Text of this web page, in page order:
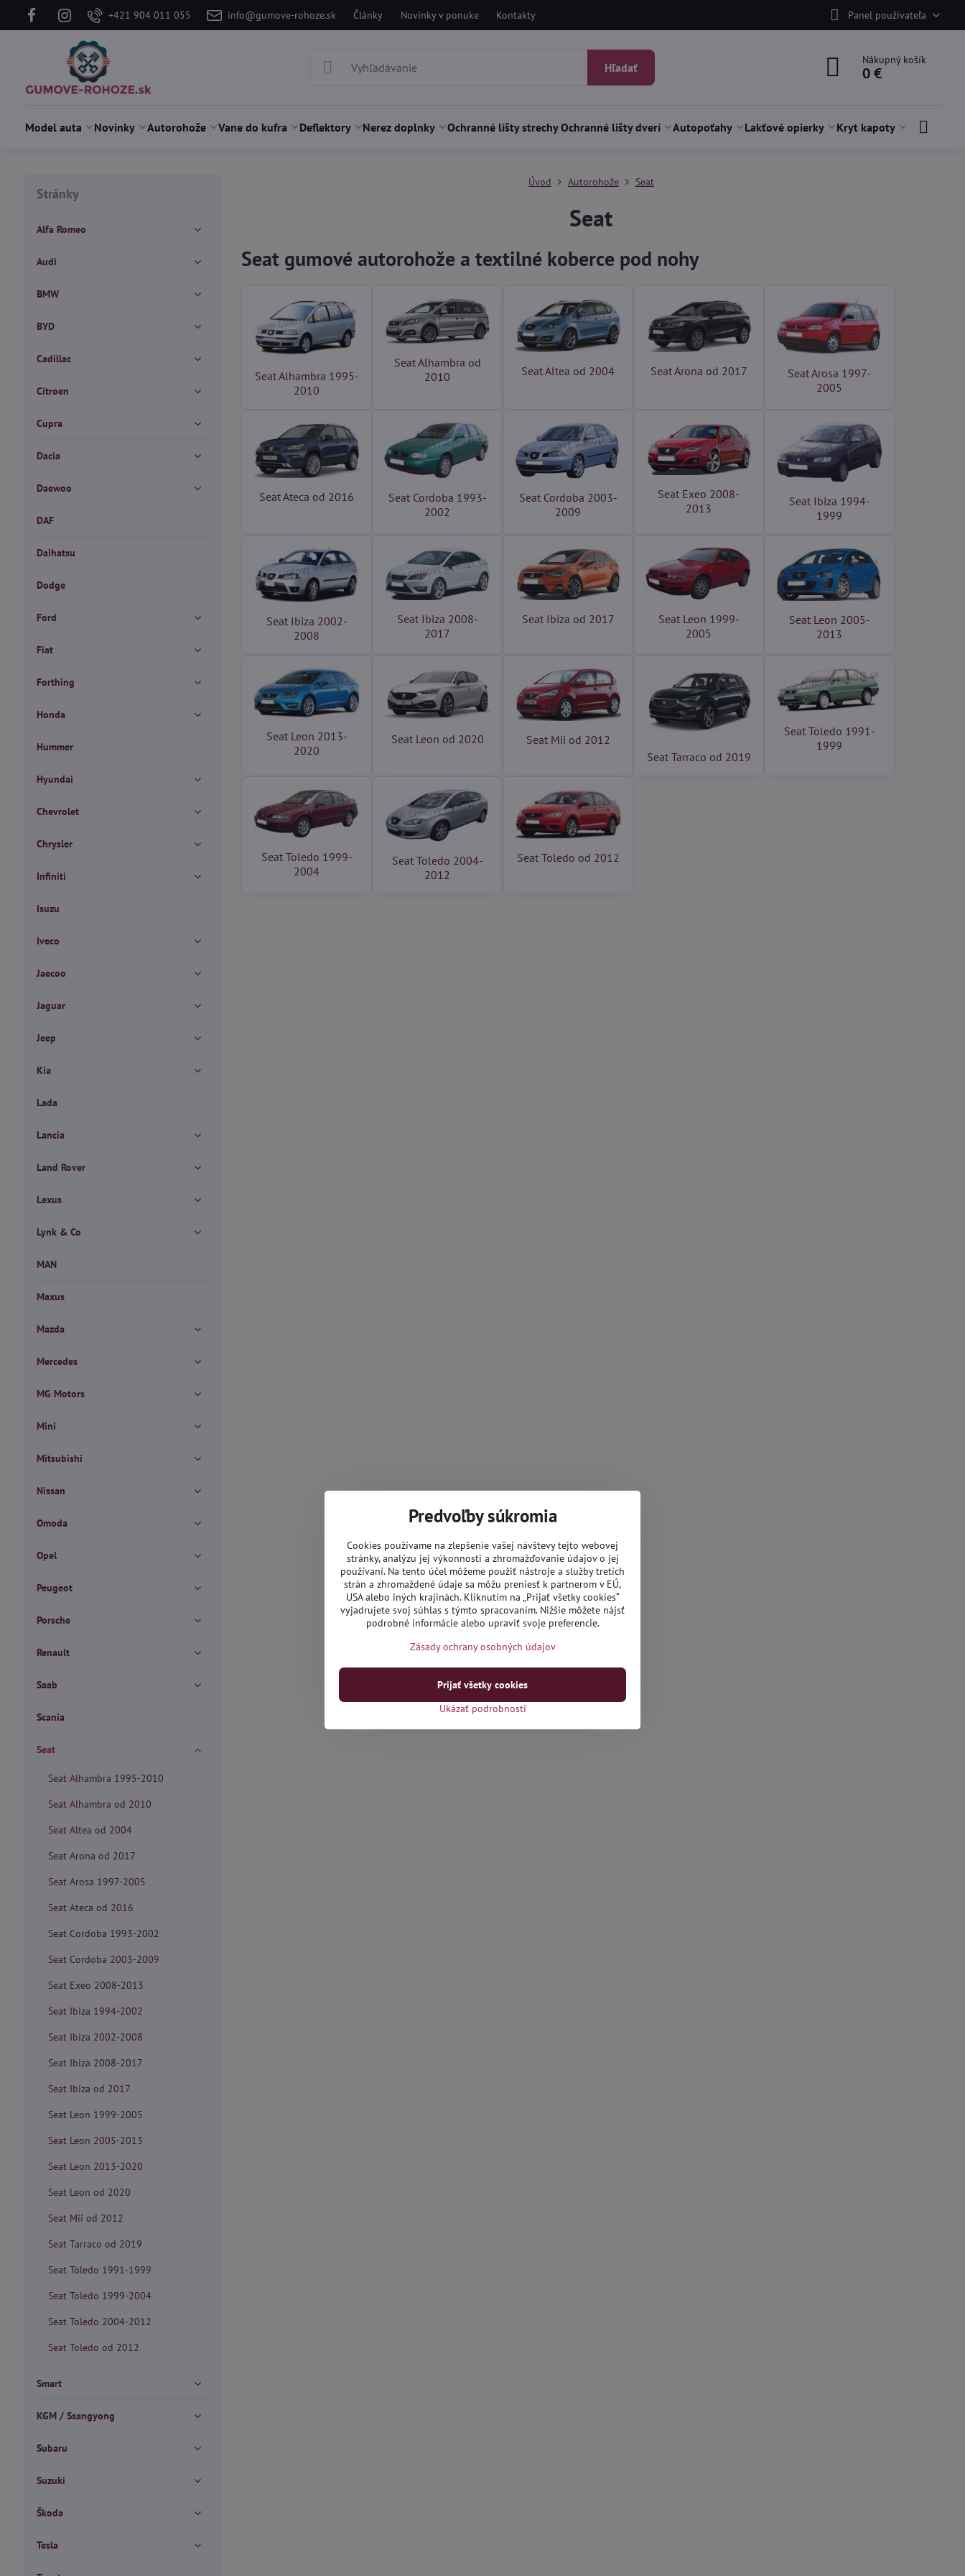
+421 904 011 055 info@gumove-rohoze.sk Články Novinky v ponuke Kontakty Panel používateľa
Hľadať
Nákupný košík
0 €
Model auta Novinky Autorohože Vane do kufra Deflektory Nerez doplnky Ochranné lišty strechyOchranné lišty dverí Autopoťahy Lakťové opierky Kryt kapoty
Úvod Autorohože Seat
Seat
Seat gumové autorohože a textilné koberce pod nohy
Seat Alhambra 1995-
2010
Seat Alhambra od
2010
Seat Altea od 2004 Seat Arona od 2017
Seat Arosa 1997-
2005
Seat Ateca od 2016
Seat Cordoba 1993-
2002
Seat Cordoba 2003-
2009
Seat Exeo 2008-
2013
Seat Ibiza 1994-
1999
Seat Ibiza 2002-
2008
Seat Ibiza 2008-
2017
Seat Ibiza od 2017
Seat Leon 1999-
2005
Seat Leon 2005-
2013
Seat Leon 2013-
2020
Seat Leon od 2020
Seat Mii od 2012
Seat Tarraco od 2019
Seat Toledo 1991-
1999
Seat Toledo 1999-
2004
Seat Toledo 2004-
2012
Seat Toledo od 2012
Stránky
Alfa Romeo
Audi
BMW
BYD
Cadillac
Citroen
Cupra
Dacia
Daewoo
DAF
Daihatsu
Dodge
Ford
Fiat
Forthing
Honda
Hummer
Hyundai
Chevrolet
Chrysler
Infiniti
Isuzu
Iveco
Jaecoo
Jaguar
Jeep
Kia
Lada
Lancia
Land Rover
Lexus
Lynk & Co
MAN
Maxus
Mazda
Mercedes
MG Motors
Mini
Mitsubishi
Nissan
Omoda
Opel
Peugeot
Porsche
Renault
Saab
Scania
Seat
Seat Alhambra 1995-2010
Seat Alhambra od 2010
Seat Altea od 2004
Seat Arona od 2017
Seat Arosa 1997-2005
Seat Ateca od 2016
Seat Cordoba 1993-2002
Seat Cordoba 2003-2009
Seat Exeo 2008-2013
Seat Ibiza 1994-2002
Seat Ibiza 2002-2008
Seat Ibiza 2008-2017
Seat Ibiza od 2017
Seat Leon 1999-2005
Seat Leon 2005-2013
Seat Leon 2013-2020
Seat Leon od 2020
Seat Mii od 2012
Seat Tarraco od 2019
Seat Toledo 1991-1999
Seat Toledo 1999-2004
Seat Toledo 2004-2012
Seat Toledo od 2012
Smart
KGM / Ssangyong
Subaru
Suzuki
Škoda
Tesla
Predvoľby súkromia
Cookies používame na zlepšenie vašej návštevy tejto webovej
stránky, analýzu jej výkonnosti a zhromažďovanie údajov o jej
používaní. Na tento účel môžeme použiť nástroje a služby tretích
strán a zhromaždené údaje sa môžu preniesť k partnerom v EÚ,
USA alebo iných krajinách. Kliknutím na „Prijať všetky cookies“
vyjadrujete svoj súhlas s týmto spracovaním. Nižšie môžete nájsť
podrobné informácie alebo upraviť svoje preferencie.
Zásady ochrany osobných údajov
Ukázať podrobnosti
Prijať všetky cookies